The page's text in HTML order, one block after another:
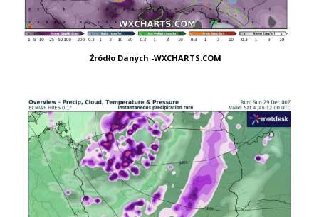
Źródło Danych -WXCHARTS.COM